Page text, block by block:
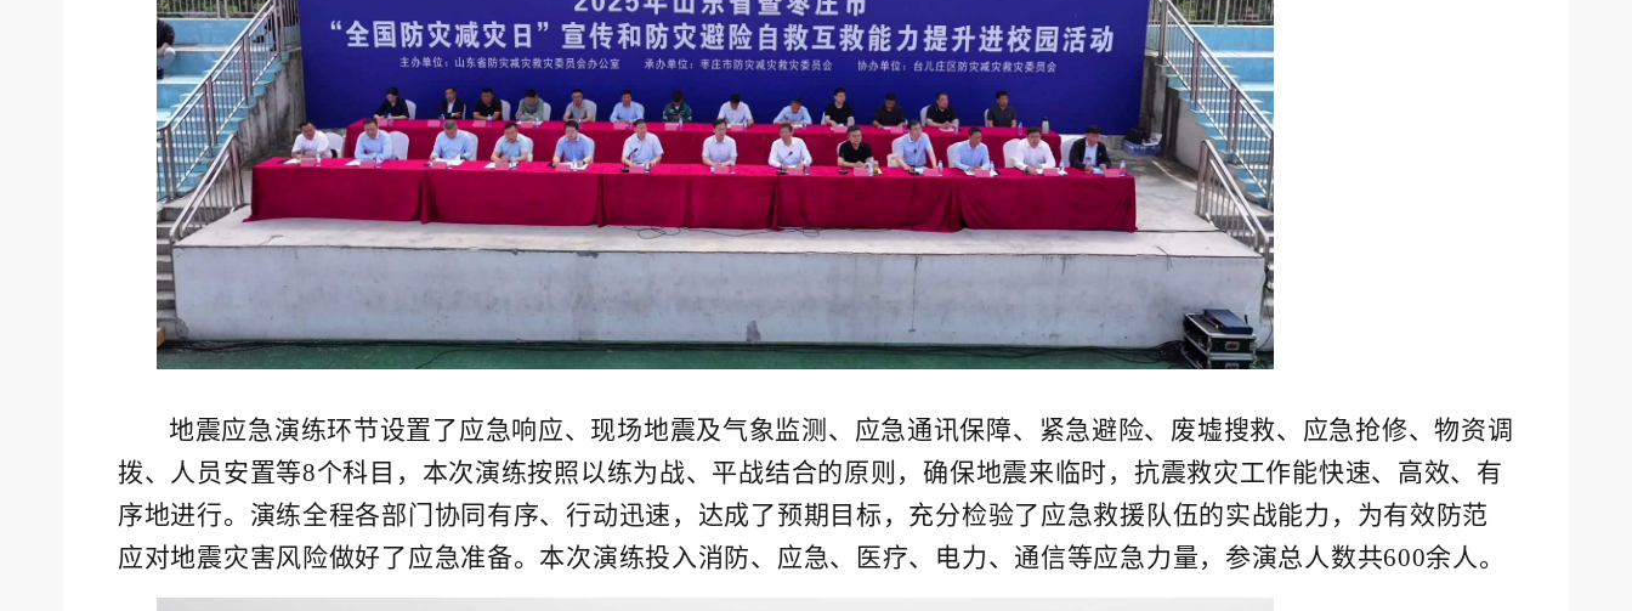
地震应急演练环节设置了应急响应、现场地震及气象监测、应急通讯保障、紧急避险、废墟搜救、应急抢修、物资调
拨、人员安置等8个科目，本次演练按照以练为战、平战结合的原则，确保地震来临时，抗震救灾工作能快速、高效、有
序地进行。演练全程各部门协同有序、行动迅速，达成了预期目标，充分检验了应急救援队伍的实战能力， 为有效防范
应对地震灾害风险做好了应急准备。本次演练投入消防、应急、医疗、电力、通信等应急力量，参演总人数共600余人。